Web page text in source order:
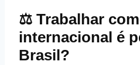
⚖️ Trabalhar
internacional é
Brasil?